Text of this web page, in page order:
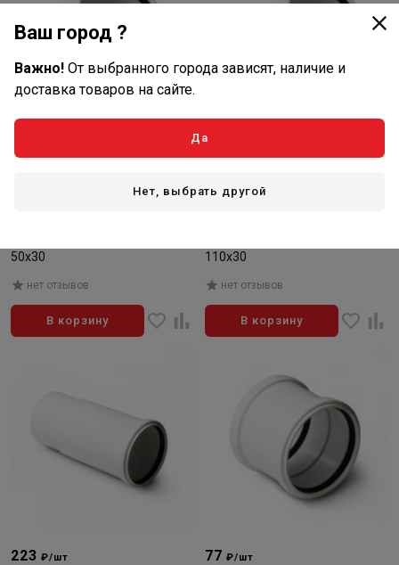
50х30
нет отзывов
В корзину
В наличии: 34 шт
110х30
нет отзывов
В корзину
223₽/шт 77₽/шт
Ваш город ?
Важно! От выбранного города зависят, наличие и
доставка товаров на сайте.
Да
Нет, выбрать другой